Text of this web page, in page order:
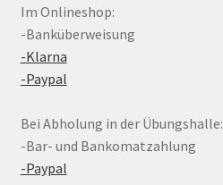
Im Onlineshop:
-Banküberweisung
-Klarna
-Paypal
Bei Abholung in der Übungshalle:
-Bar- und Bankomatzahlung
-Paypal